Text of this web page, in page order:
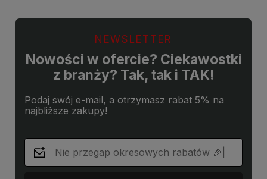
NEWSLETTER
Nowości w ofercie? Ciekawostki
z branży? Tak, tak i TAK!
Podaj swój e-mail, a otrzymasz rabat 5% na
najbliższe zakupy!